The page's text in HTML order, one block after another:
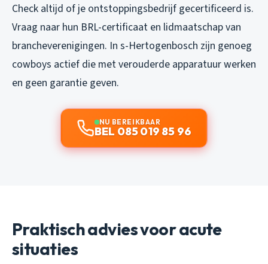
Check altijd of je ontstoppingsbedrijf gecertificeerd is.
Vraag naar hun BRL-certificaat en lidmaatschap van
brancheverenigingen. In s-Hertogenbosch zijn genoeg
cowboys actief die met verouderde apparatuur werken
en geen garantie geven.
NU BEREIKBAAR
BEL 085 019 85 96
Praktisch advies voor acute
situaties